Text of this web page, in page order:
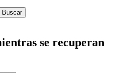
se recuperan